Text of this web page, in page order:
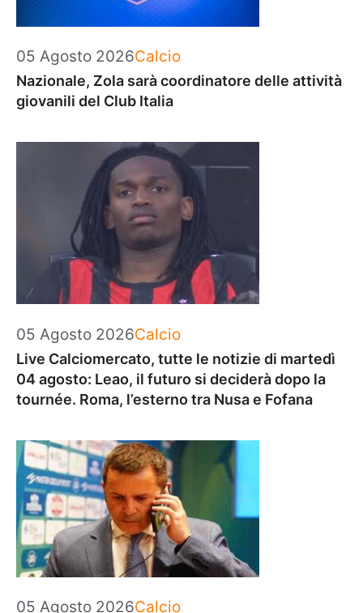
05 Agosto 2026Categorie
Calcio
Nazionale, Zola sarà coordinatore delle attività
giovanili del Club Italia
05 Agosto 2026Categorie
Calcio
Live Calciomercato, tutte le notizie di martedì
04 agosto: Leao, il futuro si deciderà dopo la
tournée. Roma, l’esterno tra Nusa e Fofana
05 Agosto 2026Categorie
Calcio